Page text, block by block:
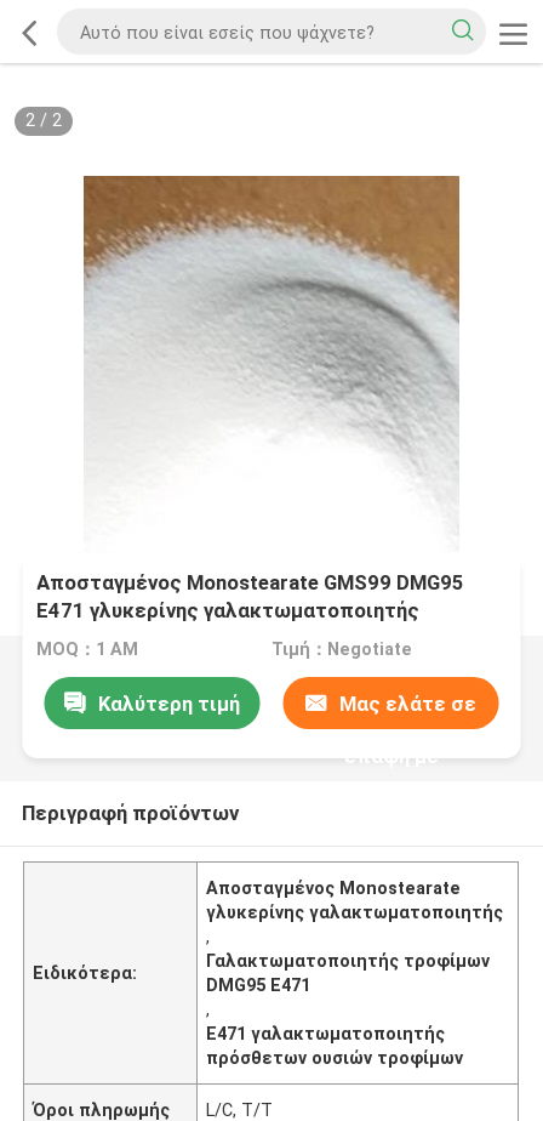
2/ 2
Αποσταγμένος Monostearate GMS99 DMG95
E471 γλυκερίνης γαλακτωματοποιητής
πρόσθετων ουσιών τροφίμων
MOQ：1 ΑΜ Τιμή：Negotiate
Καλύτερη τιμή Μας ελάτε σε
επαφή με
Περιγραφή προϊόντων
Ειδικότερα:
Αποσταγμένος Monostearate
γλυκερίνης γαλακτωματοποιητής
,
Γαλακτωματοποιητής τροφίμων
DMG95 E471
,
E471 γαλακτωματοποιητής
πρόσθετων ουσιών τροφίμων
Όροι πληρωμής L/C, T/T